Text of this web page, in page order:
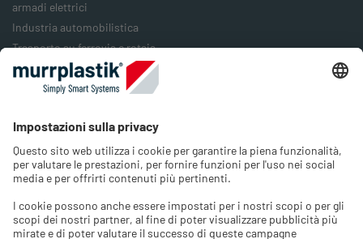
armadi elettrici
Industria automobilistica
Trasporto su ferrovia e rotaia
Industria alimentare
Industria degli imballaggi
Azienda
Chi siamo
Contatto